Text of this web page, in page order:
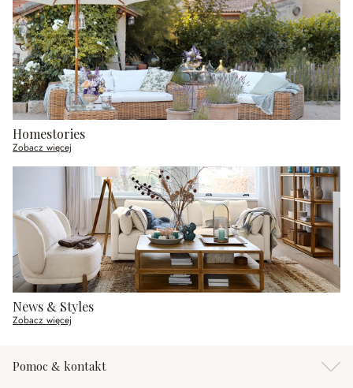
Homestories
Zobacz więcej
News & Styles
Zobacz więcej
Pomoc & kontakt